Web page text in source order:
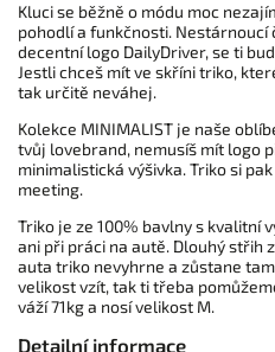
Kluci se běžně o módu moc
pohodlí a funkčnosti. Nestárnoucí
decentní logo DailyDriver, se ti
Jestli chceš mít ve skříni triko,
tak určitě neváhej.
Kolekce MINIMALIST je naše
tvůj lovebrand, nemusíš mít logo
minimalistická výšivka. Triko si
meeting.
Triko je ze 100% bavlny s kvalitní
ani při práci na autě. Dlouhý střih
auta triko nevyhrne a zůstane
velikost vzít, tak ti třeba
váží 71kg a nosí velikost M.
Detailní informace